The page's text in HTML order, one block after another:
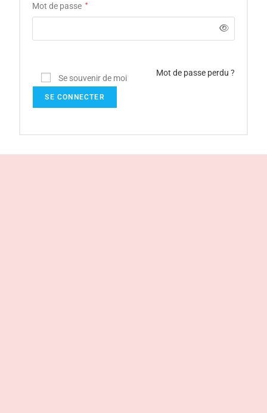
Mot de passe *
Se souvenir de moi
SE CONNECTER
Mot de passe perdu ?